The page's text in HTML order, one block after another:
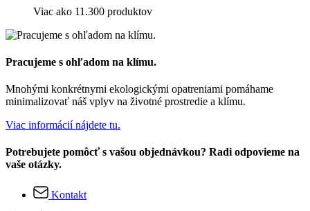
Viac ako 11.300 produktov
Pracujeme s ohľadom na klímu.
Mnohými konkrétnymi ekologickými opatreniami pomáhame
minimalizovať náš vplyv na životné prostredie a klímu.
Viac informácií nájdete tu.
Potrebujete pomôcť s vašou objednávkou? Radi odpovieme na
vaše otázky.
Kontakt